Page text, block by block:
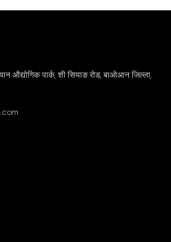
औद्योगिक पार्क, शी सियाङ रोड, बाओआन जिल्ला,